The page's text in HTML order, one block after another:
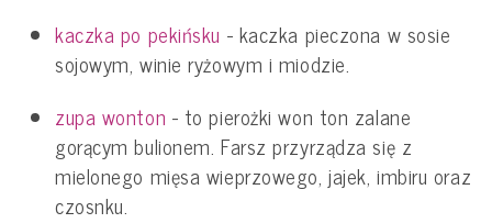
kaczka po pekińsku - kaczka pieczona w sosie
sojowym, winie ryżowym i miodzie.
zupa wonton - to pierożki won ton zalane
gorącym bulionem. Farsz przyrządza się z
mielonego mięsa wieprzowego, jajek, imbiru oraz
czosnku.